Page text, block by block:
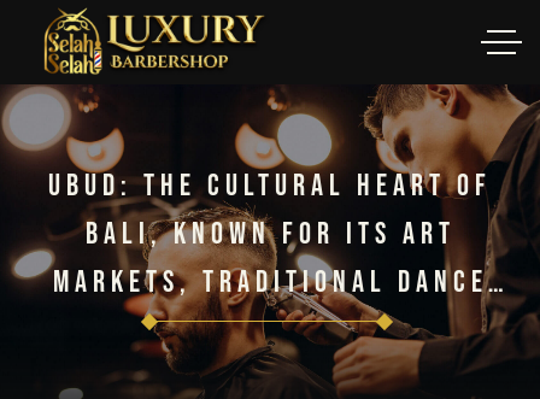
Ubud: The Cultural Heart Of
Bali, Known For Its Art
Markets, Traditional Dance
Performances, And The Sacred
Monkey Forest Sanctuary.